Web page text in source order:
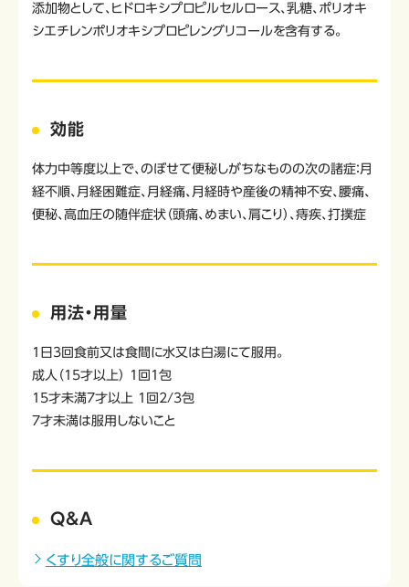
添加物として、ヒドロキシプロピルセルロース、乳糖、ポリオキ
シエチレンポリオキシプロピレングリコールを含有する。
効能
体力中等度以上で、のぼせて便秘しがちなものの次の諸症：月
経不順、月経困難症、月経痛、月経時や産後の精神不安、腰痛、
便秘、高血圧の随伴症状（頭痛、めまい、肩こり）、痔疾、打撲症
用法・用量
1日3回食前又は食間に水又は白湯にて服用。
成人（15才以上） 1回1包
15才未満7才以上 1回2/3包
7才未満は服用しないこと
Q&A
くすり全般に関するご質問